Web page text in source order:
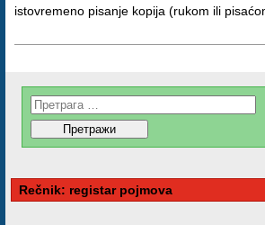
istovremeno pisanje kopija (rukom ili
Rečnik: registar pojmova